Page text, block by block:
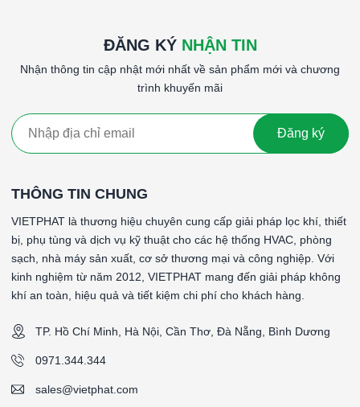
ĐĂNG KÝ NHẬN TIN
Nhận thông tin cập nhật mới nhất về sản phẩm mới và chương
trình khuyến mãi
Đăng ký
THÔNG TIN CHUNG
VIETPHAT là thương hiệu chuyên cung cấp giải pháp lọc khí, thiết
bị, phụ tùng và dịch vụ kỹ thuật cho các hệ thống HVAC, phòng
sạch, nhà máy sản xuất, cơ sở thương mại và công nghiệp. Với
kinh nghiệm từ năm 2012, VIETPHAT mang đến giải pháp không
khí an toàn, hiệu quả và tiết kiệm chi phí cho khách hàng.
TP. Hồ Chí Minh, Hà Nội, Cần Thơ, Đà Nẵng, Bình Dương
0971.344.344
sales@vietphat.com